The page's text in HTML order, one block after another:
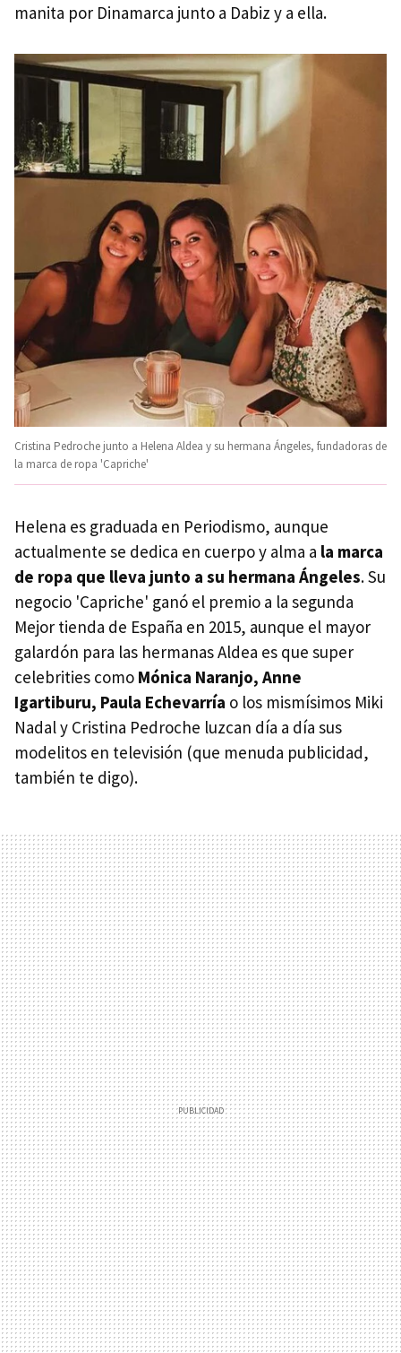
manita por Dinamarca junto a Dabiz y a ella.
Cristina Pedroche junto a Helena Aldea y su hermana Ángeles, fundadoras de
la marca de ropa 'Capriche'
Helena es graduada en Periodismo, aunque
actualmente se dedica en cuerpo y alma a la marca
de ropa que lleva junto a su hermana Ángeles. Su
negocio 'Capriche' ganó el premio a la segunda
Mejor tienda de España en 2015, aunque el mayor
galardón para las hermanas Aldea es que super
celebrities como Mónica Naranjo, Anne
Igartiburu, Paula Echevarría o los mismísimos Miki
Nadal y Cristina Pedroche luzcan día a día sus
modelitos en televisión (que menuda publicidad,
también te digo).